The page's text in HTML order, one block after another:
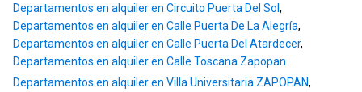
Departamentos en alquiler en Circuito Puerta Del Sol ,
Departamentos en alquiler en Calle Puerta De La Alegría,
Departamentos en alquiler en Calle Puerta Del Atardecer,
Departamentos en alquiler en Calle Toscana Zapopan
Departamentos en alquiler en Villa Universitaria ZAPOPAN,